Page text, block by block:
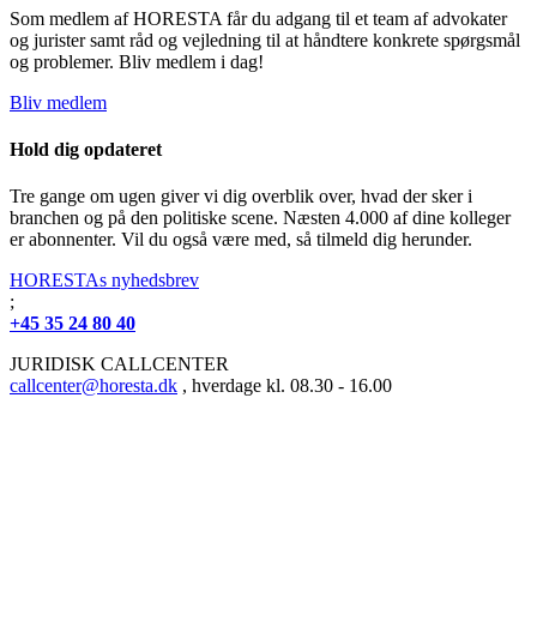
Som medlem af HORESTA får du adgang til et team af advokater
og jurister samt råd og vejledning til at håndtere konkrete spørgsmål
og problemer. Bliv medlem i dag!
Bliv medlem
Hold dig opdateret
Tre gange om ugen giver vi dig overblik over, hvad der sker i
branchen og på den politiske scene. Næsten 4.000 af dine kolleger
er abonnenter. Vil du også være med, så tilmeld dig herunder.
HORESTAs nyhedsbrev
;
+45 35 24 80 40
JURIDISK CALLCENTER
callcenter@horesta.dk , hverdage kl. 08.30 - 16.00